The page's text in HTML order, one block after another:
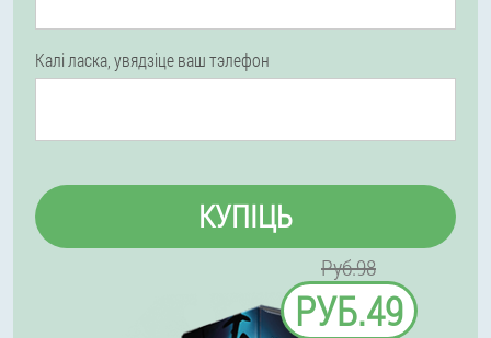
Калі ласка, увядзіце ваш тэлефон
КУПІЦЬ
Руб.98
РУБ.49